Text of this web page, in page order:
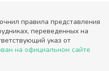
правила представления
переведенных на
указ от
на официальном сайте